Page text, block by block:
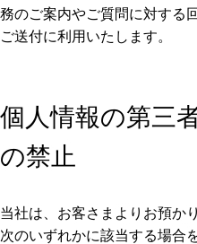
務のご案内やご質問に対する
ご送付に利用いたします。
個人情報の第三
の禁止
当社は、お客さまよりお預か
次のいずれかに該当する場合